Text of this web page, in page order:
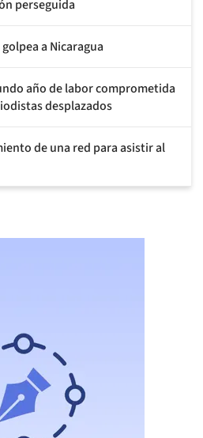
perseguida
a Nicaragua
año de labor comprometida
desplazados
de una red para asistir al